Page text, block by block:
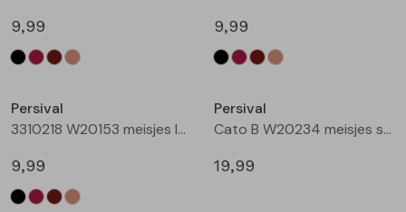
9,99
9,99
Persival
3310218 W20153 meisjes legging Taupe
9,99
Persival
Cato B W20234 meisjes sweatshirt Wijnrood
19,99